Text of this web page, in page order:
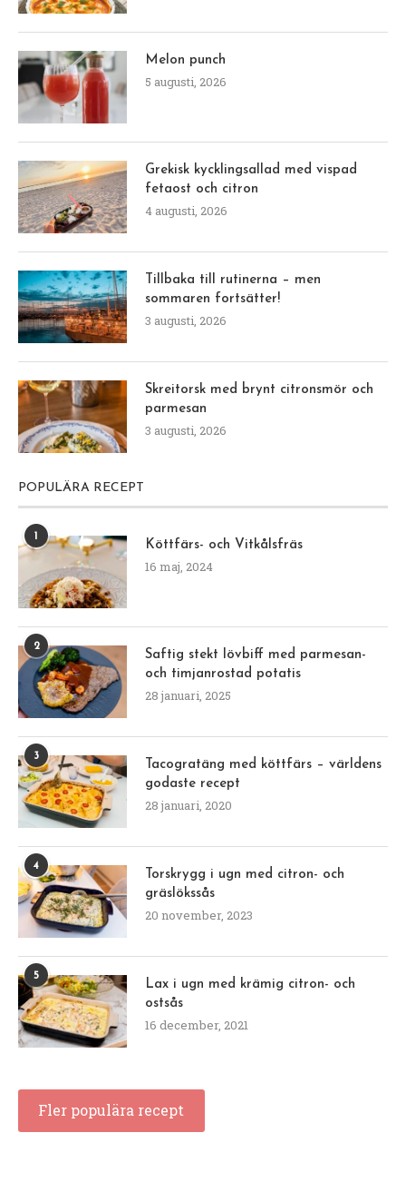
Melon punch
5 augusti, 2026
Grekisk kycklingsallad med vispad
fetaost och citron
4 augusti, 2026
Tillbaka till rutinerna – men
sommaren fortsätter!
3 augusti, 2026
Skreitorsk med brynt citronsmör och
parmesan
3 augusti, 2026
POPULÄRA RECEPT
Köttfärs- och Vitkålsfräs
16 maj, 2024
2
Saftig stekt lövbiff med parmesan-
och timjanrostad potatis
28 januari, 2025
3
Tacogratäng med köttfärs – världens
godaste recept
28 januari, 2020
4
Torskrygg i ugn med citron- och
gräslökssås
20 november, 2023
5
Lax i ugn med krämig citron- och
ostsås
16 december, 2021
Fler populära recept